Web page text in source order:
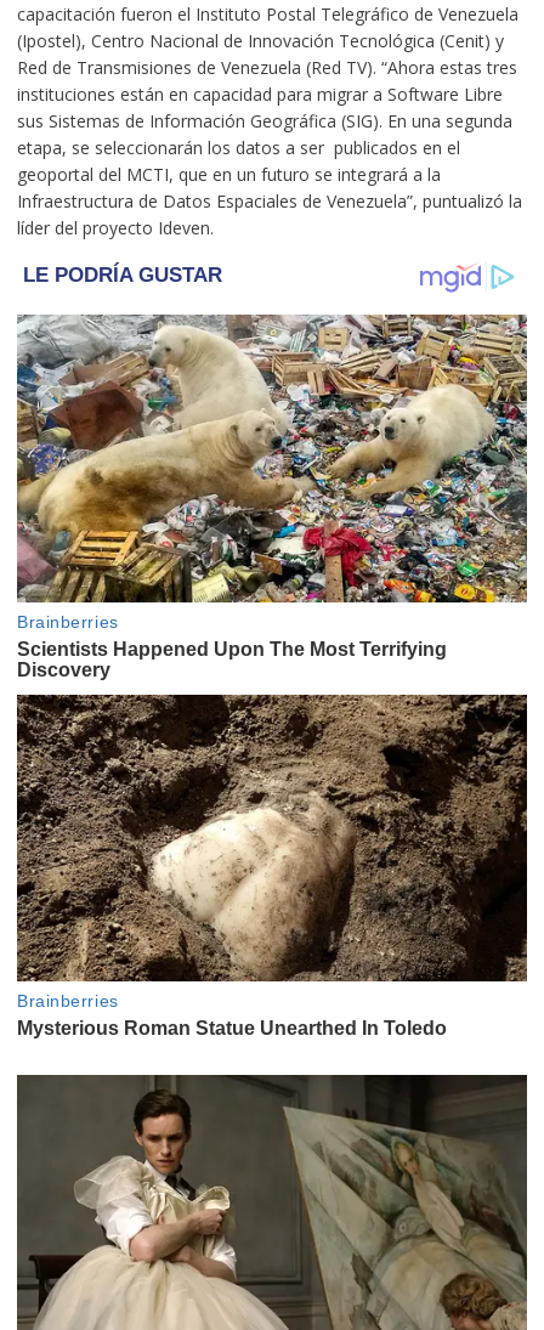
capacitación fueron el Instituto Postal Telegráfico de Venezuela
(Ipostel), Centro Nacional de Innovación Tecnológica (Cenit) y
Red de Transmisiones de Venezuela (Red TV). “Ahora estas tres
instituciones están en capacidad para migrar a Software Libre
sus Sistemas de Información Geográfica (SIG). En una segunda
etapa, se seleccionarán los datos a ser publicados en el
geoportal del MCTI, que en un futuro se integrará a la
Infraestructura de Datos Espaciales de Venezuela”, puntualizó la
líder del proyecto Ideven.